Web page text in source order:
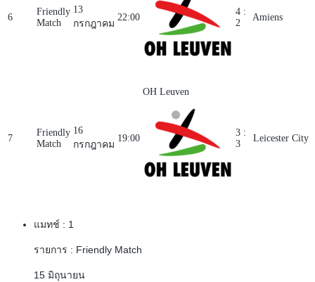
6
Friendly
Match
13
กรกฎาคม
22:00
4 :
2
Amiens
7
Friendly
Match
16
กรกฎาคม
19:00
OH Leuven
3 :
3
Leicester City
แมทช์ : 1
รายการ : Friendly Match
15 มิถุนายน